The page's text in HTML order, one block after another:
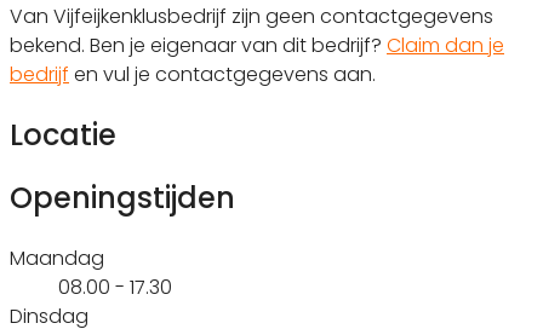
Van Vijfeijkenklusbedrijf zijn geen contactgegevens
bekend. Ben je eigenaar van dit bedrijf? Claim dan je
bedrijf en vul je contactgegevens aan.
Locatie
Openingstijden
Maandag
08.00 - 17.30
Dinsdag